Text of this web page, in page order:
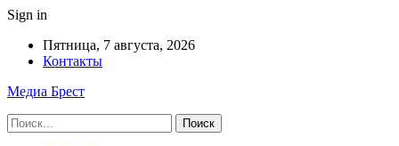
Sign in
Пятница, 7 августа, 2026
Контакты
Медиа Брест